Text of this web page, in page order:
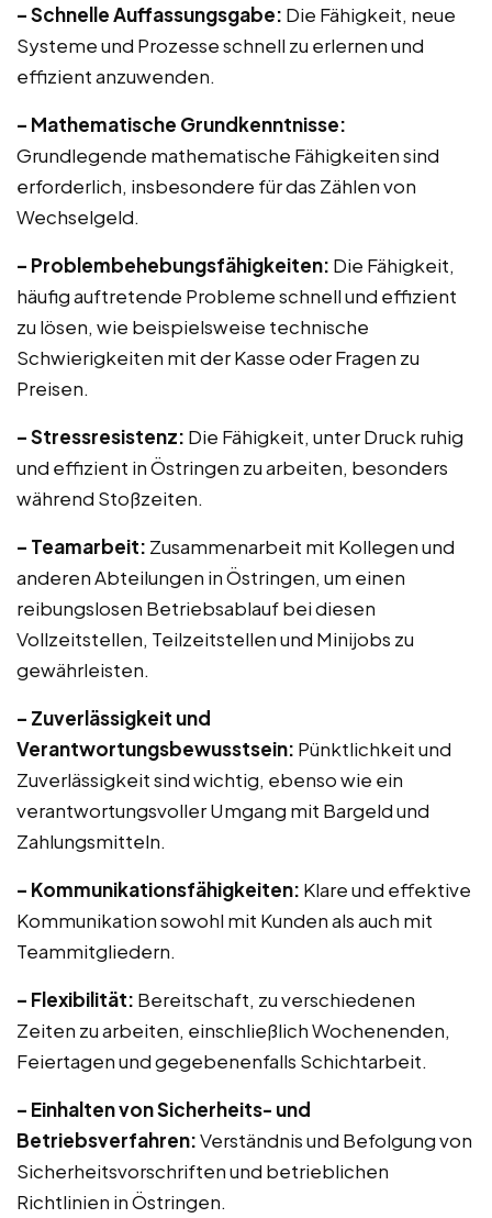
– Schnelle Auffassungsgabe: Die Fähigkeit, neue
Systeme und Prozesse schnell zu erlernen und
effizient anzuwenden.
– Mathematische Grundkenntnisse:
Grundlegende mathematische Fähigkeiten sind
erforderlich, insbesondere für das Zählen von
Wechselgeld.
– Problembehebungsfähigkeiten: Die Fähigkeit,
häufig auftretende Probleme schnell und effizient
zu lösen, wie beispielsweise technische
Schwierigkeiten mit der Kasse oder Fragen zu
Preisen.
– Stressresistenz: Die Fähigkeit, unter Druck ruhig
und effizient in Östringen zu arbeiten, besonders
während Stoßzeiten.
– Teamarbeit: Zusammenarbeit mit Kollegen und
anderen Abteilungen in Östringen, um einen
reibungslosen Betriebsablauf bei diesen
Vollzeitstellen, Teilzeitstellen und Minijobs zu
gewährleisten.
– Zuverlässigkeit und
Verantwortungsbewusstsein: Pünktlichkeit und
Zuverlässigkeit sind wichtig, ebenso wie ein
verantwortungsvoller Umgang mit Bargeld und
Zahlungsmitteln.
– Kommunikationsfähigkeiten: Klare und effektive
Kommunikation sowohl mit Kunden als auch mit
Teammitgliedern.
– Flexibilität: Bereitschaft, zu verschiedenen
Zeiten zu arbeiten, einschließlich Wochenenden,
Feiertagen und gegebenenfalls Schichtarbeit.
– Einhalten von Sicherheits- und
Betriebsverfahren:Verständnis und Befolgung von
Sicherheitsvorschriften und betrieblichen
Richtlinien in Östringen.